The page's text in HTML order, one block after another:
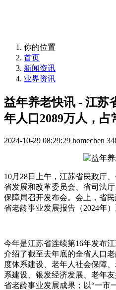
你的位置
首页
新闻资讯
业界资讯
益年养老快讯 - 江苏
年人口2089万人，占
2024-10-29 08:29:29 homechen
10月28日上午，江苏省民政厅
省发展和改革委员会、省司法
保障局召开发布会。会上，省
省老龄事业发展报告（2024年）
今年是江苏省连续第16年发布
介绍了截至去年底的全省人口
度体系建设、老年人社会保障、
系建设、银发经济发展、老年
省老龄事业发展成果；以“一市